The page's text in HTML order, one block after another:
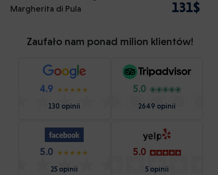
Margherita di Pula
131$
Zaufało nam ponad milion klientów!
4.9
130 opinii
5.0
2649 opinii
5.0
25 opinii
5.0
5 opinii